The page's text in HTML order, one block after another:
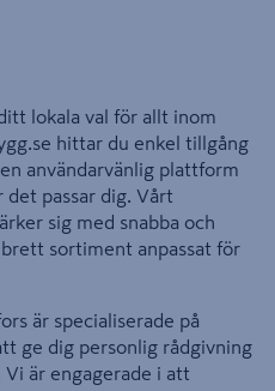
lokala val för allt inom
hittar du enkel tillgång
användarvänlig plattform
passar dig. Vårt
sig med snabba och
sortiment anpassat för
är specialiserade på
ge dig personlig rådgivning
är engagerade i att